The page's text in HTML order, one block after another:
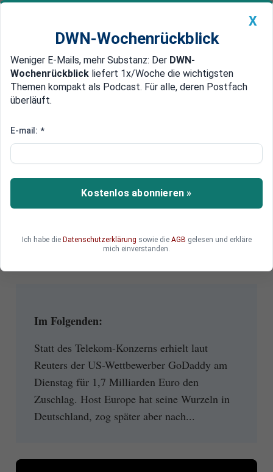
Newsticker MEIN DWN: Geldanlage Premium
Edelmetalle DWN-Magazin China
1,7 Millionen Kunden
Telekom-Konzern zieht bei Host
Europe den Kürzeren
Im Folgenden:
Statt des Telekom-Konzerns erhielt laut
Reuters der US-Wettbewerber GoDaddy am
Dienstag für 1,7 Milliarden Euro den
Zuschlag. Host Europe hat seine Wurzeln in
Deutschland, zog später aber nach...
X
DWN-Wochenrückblick
Weniger E-Mails, mehr Substanz: Der DWN-
Wochenrückblick liefert 1x/Woche die wichtigsten
Themen kompakt als Podcast. Für alle, deren Postfach
überläuft.
E-mail: *
Kostenlos abonnieren »
Ich habe die Datenschutzerklärung sowie die AGB gelesen und erkläre
mich einverstanden.